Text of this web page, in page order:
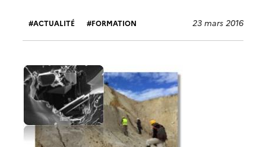
ACTUALITÉ FORMATION 23 mars 2016